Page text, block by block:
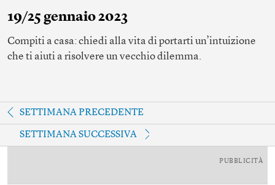
19/25 gennaio 2023
Compiti a casa: chiedi alla vita di portarti un’intuizione
che ti aiuti a risolvere un vecchio dilemma.
SETTIMANA PRECEDENTE
SETTIMANA SUCCESSIVA
PUBBLICITÀ